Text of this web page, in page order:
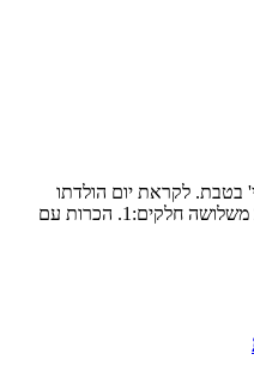
בטבת. לקראת יום הולדתו
בחרתי להכין לתלמידים שיעור המורכב משלושה חלקים:1. הכרות עם